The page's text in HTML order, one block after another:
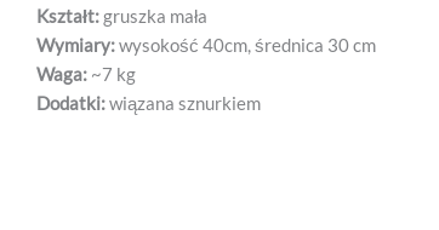
Kształt:gruszka mała
Wymiary:wysokość 40cm, średnica 30 cm
Waga: ~7 kg
Dodatki:wiązana sznurkiem